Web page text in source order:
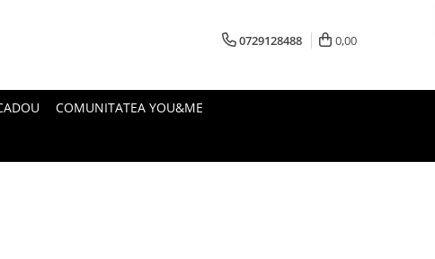
0729128488 0,00
COMUNITATEA YOU&ME